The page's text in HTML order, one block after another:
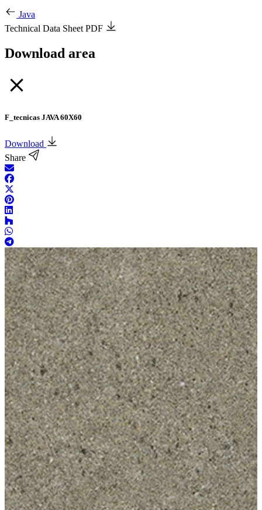
Java
Technical Data Sheet PDF
Download area
F_tecnicas JAVA 60X60
Download
Share